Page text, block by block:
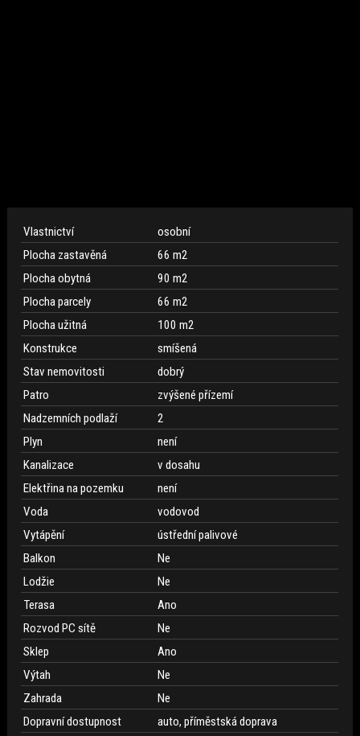
Vlastnictví
osobní
Plocha zastavěná
66 m2
Plocha obytná
90 m2
Plocha parcely
66 m2
Plocha užitná
100 m2
Konstrukce
smíšená
Stav nemovitosti
dobrý
Patro
zvýšené přízemí
Nadzemních podlaží
2
Plyn
není
Kanalizace
v dosahu
Elektřina na pozemku
není
Voda
vodovod
Vytápění
ústřední palivové
Balkon
Ne
Lodžie
Ne
Terasa
Ano
Rozvod PC sítě
Ne
Sklep
Ano
Výtah
Ne
Zahrada
Ne
Dopravní dostupnost
auto, příměstská doprava